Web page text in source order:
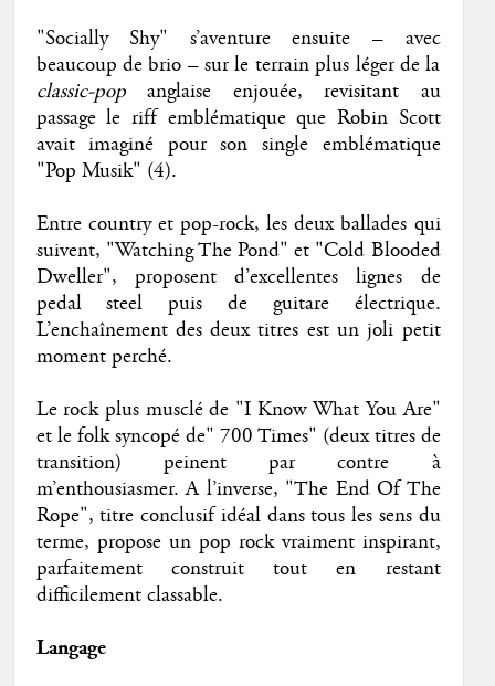
"Socially Shy" s’aventure ensuite – avec
beaucoup de brio – sur le terrain plus léger de la
classic-popanglaise enjouée, revisitant au
passage le riff emblématique que Robin Scott
avait imaginé pour son single emblématique
"Pop Musik" (4).
Entre country et pop-rock, les deux ballades qui
suivent, "Watching The Pond" et "Cold Blooded
Dweller", proposent d’excellentes lignes de
pedal steel puis de guitare électrique.
L’enchaînement des deux titres est un joli petit
moment perché.
Le rock plus musclé de "I Know What You Are"
et le folk syncopé de" 700 Times" (deux titres de
transition) peinent par contre à
m’enthousiasmer. A l’inverse, "The End Of The
Rope", titre conclusif idéal dans tous les sens du
terme, propose un pop rock vraiment inspirant,
parfaitement construit tout en restant
difficilement classable.
Langage